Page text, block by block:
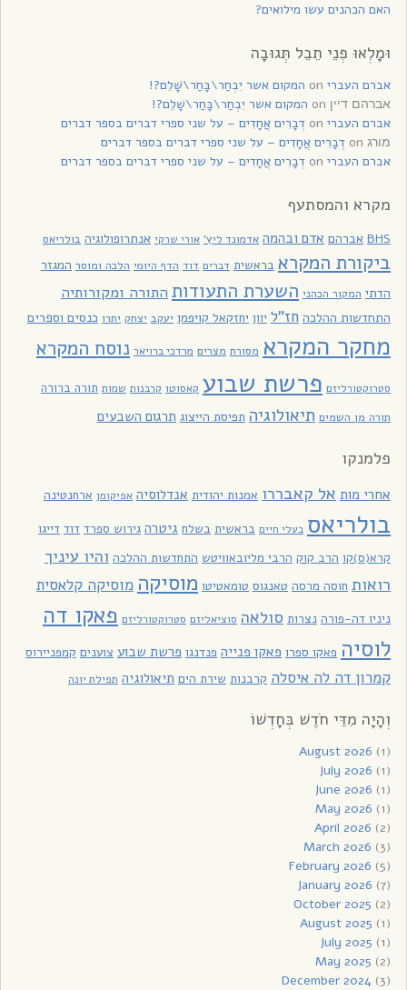
האם הכהנים עשו מילואים?
וּמָלְאוּ פְנֵי תֵבֵל תְּגוּבָה
אברם העברי המקום אשר יִבְחַר\בָּחַר\שָׁלֵם?!
אברהם דיין
המקום אשר יִבְחַר\בָּחַר\שָׁלֵם?!
אברם העברי
דְבָרִים אֲחָדִים – על שני ספרי דברים בספר דברים
מורג
דְבָרִים אֲחָדִים – על שני ספרי דברים בספר דברים
אברם העברי
דְבָרִים אֲחָדִים – על שני ספרי דברים בספר דברים
מקרא והמסתעף
BHS אברהם אדם ובהמה אדמונד ליץ' אורי שרקי אנתרופולוגיה בולריאס
ביקורת המקרא בראשית דברים דוד הדף היומי הלכה ומוסר המגזר
הדתי המקור הכהני השערת התעודות התורה ומקורותיה
התחדשות ההלכה חז"ל יוון יחזקאל קויפמן יעקב יצחק יתרו כנסים וספרים
מחקר המקרא מסורת מצרים מרדכי ברויאר נוסח המקרא
סטרוקטורליזם פרשת שבוע קאסוטו קרבנות שמות תורה ברורה
תורה מן השמים תיאולוגיה תפיסת הייצוג תרגום השבעים
פלמנקו
אחרי מות אל קאבררו אמנות יהודית אנדלוסיה אפיקומן ארחנטינה
בולריאס בעלי חיים בראשית בשלח גיטרה גירוש ספרד דוד דייגו
קרא(ס)קו הרב קוק הרבי מליובאוויטש התחדשות ההלכה והיו עיניך
רואות חוסה מרסה טאנגוס טומאטיטו מוסיקה מוסיקה קלאסית
ניניו דה-פורה נצרות סולאה סוציאליזם סטרוקטורליזם פאקו דה
לוסיה פאקו ספרו פאקו פנייה פנדנגו פרשת שבוע צוענים קמפניירוס
קמרון דה לה איסלה קרבנות שירת הים תיאולוגיה תפילת יונה
וְהָיָה מִדֵּי חֹדֶשׁ בְּחָדְשׁוֹ
August 2026 (1)
July 2026 (1)
June 2026 (1)
May 2026 (1)
April 2026 (2)
March 2026 (3)
February 2026 (5)
January 2026 (7)
October 2025 (2)
August 2025 (1)
July 2025 (1)
May 2025 (2)
December 2024(3)